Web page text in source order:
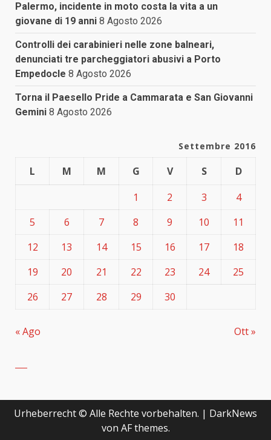
Palermo, incidente in moto costa la vita a un
giovane di 19 anni 8 Agosto 2026
Controlli dei carabinieri nelle zone balneari,
denunciati tre parcheggiatori abusivi a Porto
Empedocle 8 Agosto 2026
Torna il Paesello Pride a Cammarata e San Giovanni
Gemini 8 Agosto 2026
Settembre 2016
L M M G V S
D
1
2 3
4
5
6 7 8 9 10
11
12
13 14 15 16 17
18
19
20 21 22 23 24
25
26
27 28 29 30
« Ago Ott »
Urheberrecht © Alle Rechte vorbehalten. | DarkNews
von AF themes.